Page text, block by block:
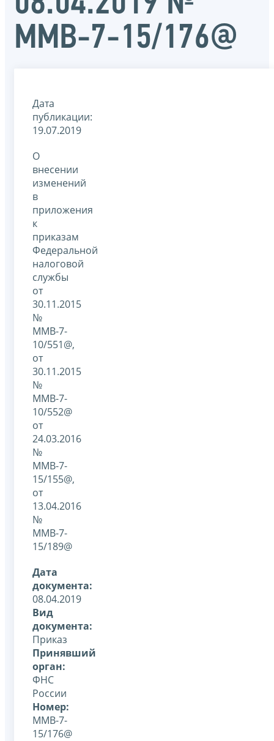
ММВ-7-15/176@
Дата
публикации:
19.07.2019
О
внесении
изменений
в
приложения
к
приказам
Федеральной
налоговой
службы
от
30.11.2015
№
ММВ-7-
10/551@,
от
30.11.2015
№
ММВ-7-
10/552@
от
24.03.2016
№
ММВ-7-
15/155@,
от
13.04.2016
№
ММВ-7-
15/189@
Дата
документа:
08.04.2019
Вид
документа:
Приказ
Принявший
орган:
ФНС
России
Номер:
ММВ-7-
15/176@